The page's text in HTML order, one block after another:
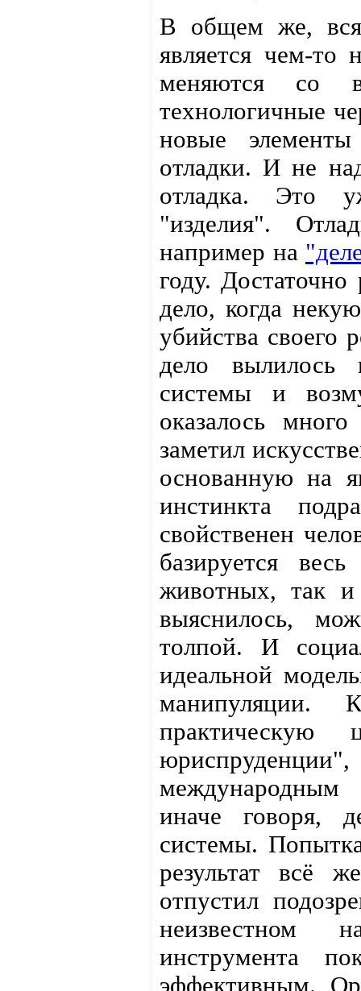
В общем же, вся
является чем-то
меняются со
технологичные
новые
отладки. И не
отладка. Это
"изделия".
например на
году.
дело, когда
убийства своего
дело вылилось
системы и
оказалось
заметил
основанную на
инстинкта
свойственен
базируется
животных, так и
выяснилось,
толпой. И
идеальной
манипуляции.
практическую
международным
иначе говоря,
системы.
результат всё
отпустил
неизвестном
инструмента
эффективным.